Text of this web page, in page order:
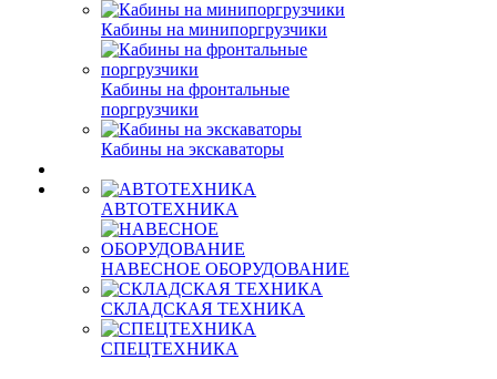
Кабины на минипоргрузчики
Кабины на фронтальные
поргрузчики
Кабины на экскаваторы
АВТОТЕХНИКА
НАВЕСНОЕ ОБОРУДОВАНИЕ
СКЛАДСКАЯ ТЕХНИКА
СПЕЦТЕХНИКА